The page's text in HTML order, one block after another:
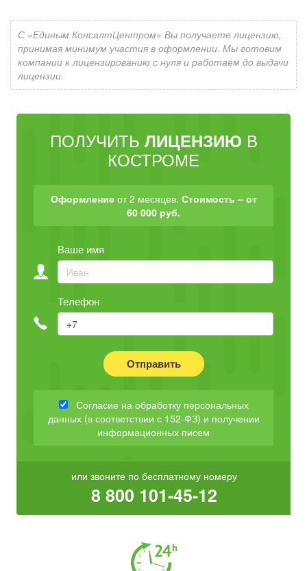
С «Единым КонсалтЦентром» Вы получаете лицензию,
принимая минимум участия в оформлении. Мы готовим
компании к лицензированию с нуля и работаем до выдачи
лицензии.
ПОЛУЧИТЬ ЛИЦЕНЗИЮ В
КОСТРОМЕ
Оформлениеот 2 месяцев. Стоимость – от
60 000 руб.
Ваше имя
Телефон
Отправить
Согласие на обработку персональных
данных (в соответствии с 152-ФЗ) и получении
информационных писем
или звоните по бесплатному номеру
8 800 101-45-12